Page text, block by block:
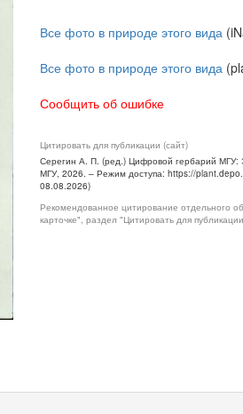
Все фото в природе этого вида
Все фото в природе этого вида
Сообщить об ошибке
Цитировать для публикации (сайт)
Серегин А. П. (ред.) Цифровой гербарий МГУ:
МГУ, 2026. – Режим доступа: https://
08.08.2026)
Рекомендованное цитирование отдельного
карточке", раздел "Цитировать для